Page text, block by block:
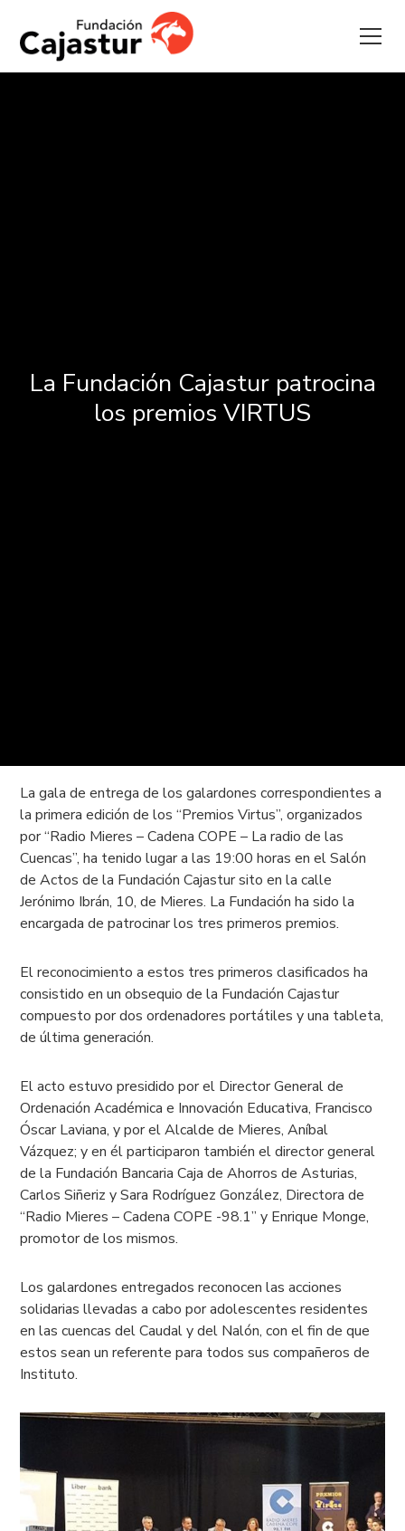
La Fundación Cajastur patrocina
los premios VIRTUS
La gala de entrega de los galardones correspondientes a
la primera edición de los “Premios Virtus”, organizados
por “Radio Mieres – Cadena COPE – La radio de las
Cuencas”, ha tenido lugar a las 19:00 horas en el Salón
de Actos de la Fundación Cajastur sito en la calle
Jerónimo Ibrán, 10, de Mieres. La Fundación ha sido la
encargada de patrocinar los tres primeros premios.
El reconocimiento a estos tres primeros clasificados ha
consistido en un obsequio de la Fundación Cajastur
compuesto por dos ordenadores portátiles y una tableta,
de última generación.
El acto estuvo presidido por el Director General de
Ordenación Académica e Innovación Educativa, Francisco
Óscar Laviana, y por el Alcalde de Mieres, Aníbal
Vázquez; y en él participaron también el director general
de la Fundación Bancaria Caja de Ahorros de Asturias,
Carlos Siñeriz y Sara Rodríguez González, Directora de
“Radio Mieres – Cadena COPE -98.1” y Enrique Monge,
promotor de los mismos.
Los galardones entregados reconocen las acciones
solidarias llevadas a cabo por adolescentes residentes
en las cuencas del Caudal y del Nalón, con el fin de que
estos sean un referente para todos sus compañeros de
Instituto.